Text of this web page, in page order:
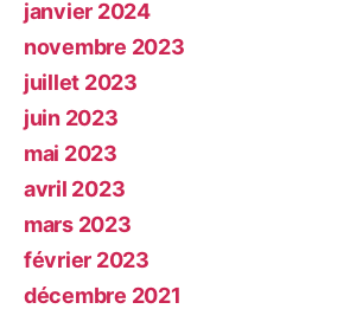
janvier 2024
novembre 2023
juillet 2023
juin 2023
mai 2023
avril 2023
mars 2023
février 2023
décembre 2021